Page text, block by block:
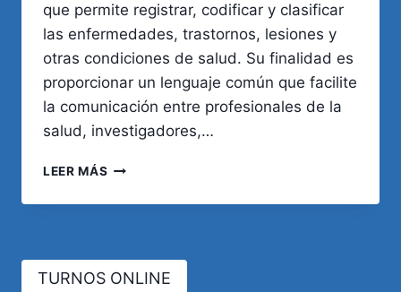
que permite registrar, codificar y clasificar
las enfermedades, trastornos, lesiones y
otras condiciones de salud. Su finalidad es
proporcionar un lenguaje común que facilite
la comunicación entre profesionales de la
salud, investigadores,…
LEER MÁS HISTORIA,
Y
LA
PRÁCTICA
TURNOS ONLINE